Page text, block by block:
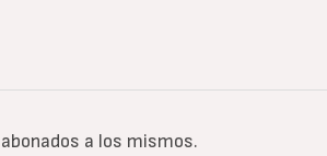
a los mismos.